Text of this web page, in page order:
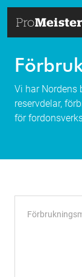
Vi har Nordens
reservdelar,
för